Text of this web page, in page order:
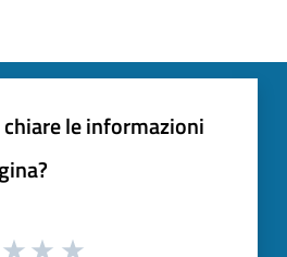
le informazioni